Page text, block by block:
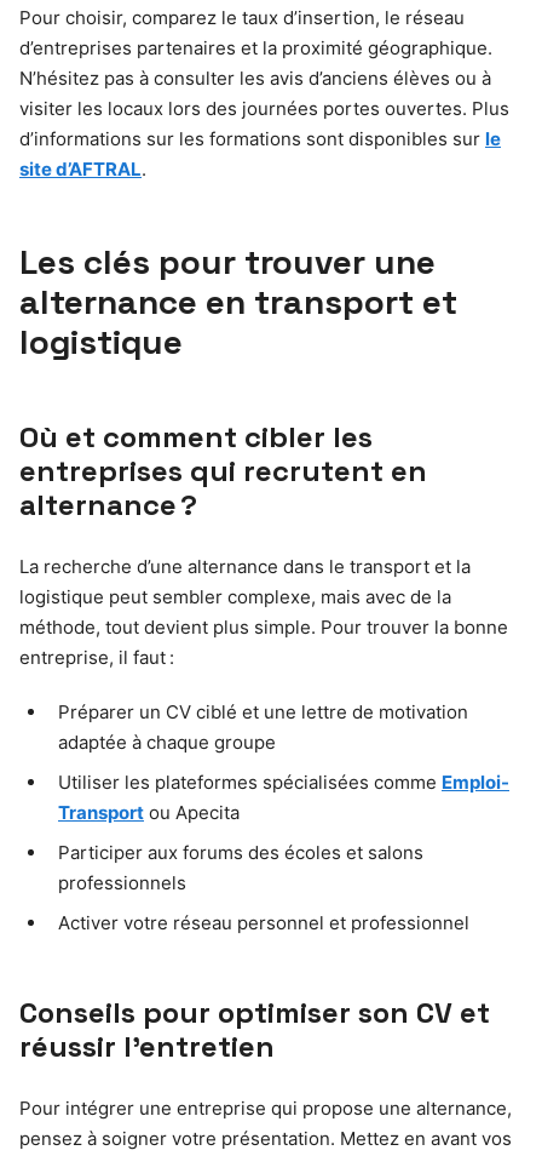
Pour choisir, comparez le taux d’insertion, le réseau
d’entreprises partenaires et la proximité géographique.
N’hésitez pas à consulter les avis d’anciens élèves ou à
visiter les locaux lors des journées portes ouvertes. Plus
d’informations sur les formations sont disponibles sur le
site d’AFTRAL.
Les clés pour trouver une
alternance en transport et
logistique
Où et comment cibler les
entreprises qui recrutent en
alternance ?
La recherche d’une alternance dans le transport et la
logistique peut sembler complexe, mais avec de la
méthode, tout devient plus simple. Pour trouver la bonne
entreprise, il faut :
Préparer un CV ciblé et une lettre de motivation
adaptée à chaque groupe
Utiliser les plateformes spécialisées comme Emploi-
Transport ou Apecita
Participer aux forums des écoles et salons
professionnels
Activer votre réseau personnel et professionnel
Conseils pour optimiser son CV et
réussir l’entretien
Pour intégrer une entreprise qui propose une alternance,
pensez à soigner votre présentation. Mettez en avant vos